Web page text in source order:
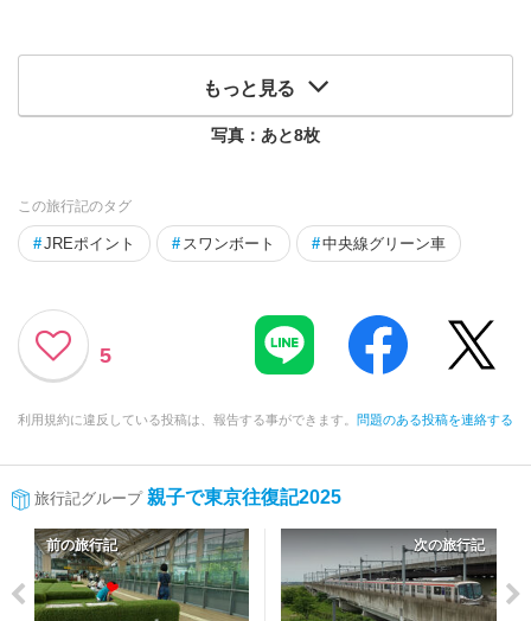
もっと見る
写真：あと8枚
この旅行記のタグ
#JREポイント # スワンボート #中央線グリーン車
5
利用規約に違反している投稿は、報告する事ができます。 問題のある投稿を連絡する
旅行記グループ 親子で東京往復記2025
前の旅行記 次の旅行記